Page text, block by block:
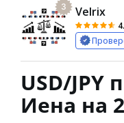
3 Velrix
USD/JPY
Иена на